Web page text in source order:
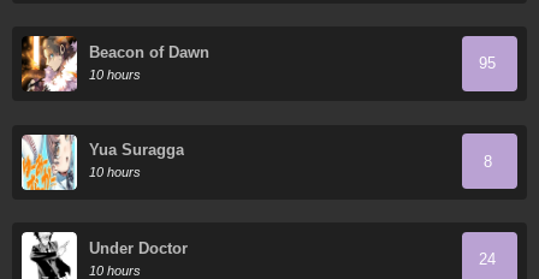
Beacon of Dawn
10 hours
95
Yua Suragga
10 hours
8
Under Doctor
10 hours
24